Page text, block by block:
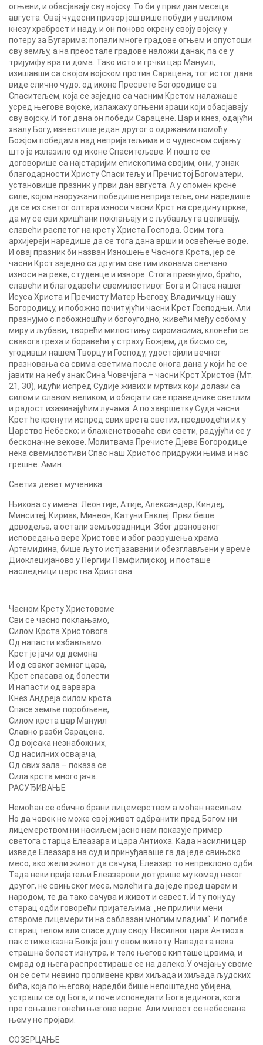
огњени, и обасјавају сву војску. То би у први дан месеца
августа. Овај чудесни призор још више побуди у великом
кнезу храброст и наду, и он поново окрену своју војску у
потеру за Бугарима: попали многе градове огњем и опустоши
сву земљу, а на преостале градове наложи данак, па се у
тријумфу врати дома. Тако исто и грчки цар Мануил,
изишавши са својом војском против Сарацена, тог истог дана
виде слично чудо: од иконе Пресвете Богородице са
Спаситељем, која се заједно са часним Крстом налажаше
усред његове војске, излажаху огњени зраци који обасјавају
сву војску. И тог дана он победи Сарацене. Цар и кнез, одајући
хвалу Богу, известише један другог о одржаним помоћу
Божјом победама над непријатељима и о чудесном сијању
што је излазило од иконе Спаситељеве. И пошто се
договорише са најстаријим епископима својим, они, у знак
благодарности Христу Спаситељу и Пречистој Богоматери,
установише празник у први дан августа. А у спомен крсне
силе, којом наоружани победише непријатеље, они наредише
да се из светог олтара износи часни Крст на средину цркве,
да му се сви хришћани поклањају и с љубављу га целивају,
славећи распетог на крсту Христа Господа. Осим тога
архијереји наредише да се тога дана врши и освећење воде.
И овај празник би назван Изношење Часнога Крста, јер се
часни Крст заједно са другим светим иконама свечано
износи на реке, студенце и изворе. Стога празнујмо, браћо,
славећи и благодарећи свемилостивог Бога и Спаса нашег
Исуса Христа и Пречисту Матер Његову, Владичицу нашу
Богородицу, и побожно почитујући часни Крст Господњи. Али
празнујмо с побожношћу и богоугодно, живећи међу собом у
миру и љубави, творећи милостињу сиромасима, клонећи се
свакога греха и боравећи у страху Божјем, да бисмо се,
угодивши нашем Творцу и Господу, удостојили вечног
празновања са свима светима после онога дана у који ће се
јавити на небу знак Сина Човечјега – часни Крст Христов (Мт.
21, 30), идући испред Судије живих и мртвих који долази са
силом и славом великом, и обасјати све праведнике светлим
и радост изазивајућим лучама. А по завршетку Суда часни
Крст ће кренути испред свих врста светих, предводећи их у
Царство Небеско; и блаженствоваће сви свети, радујући се у
бесконачне векове. Молитвама Пречисте Дјеве Богородице
нека свемилостиви Спас наш Христос придружи њима и нас
грешне. Амин.
Светих девет мученика
Њихова су имена: Леонтије, Атије, Александар, Киндеј,
Минситеј, Кириак, Минеон, Катуни Евклеј. Први беше
дрводеља, а остали земљорадници. Због дрзновеног
исповедања вере Христове и због разрушења храма
Артемидина, бише љуто истјазавани и обезглављени у време
Диоклецијаново у Пергији Памфилијској, и посташе
наследници царства Христова.
Часном Крсту Христовоме
Сви се часно поклањамо,
Силом Крста Христовога
Од напасти избављамо.
Крст је јачи од демона
И од сваког земног цара,
Крст спасава од болести
И напасти од варвара.
Кнез Андреја силом крста
Спасе земље поробљене,
Силом крста цар Мануил
Славно разби Сарацене.
Од војсака незнабожних,
Од насилних освајача,
Од свих зала – показа се
Сила крста много јача.
РАСУЂИВАЊЕ
Немоћан се обично брани лицемерством а моћан насиљем.
Но да човек не може свој живот одбранити пред Богом ни
лицемерством ни насиљем јасно нам показује пример
светога старца Елеазара и цара Антиоха. Када насилни цар
изведе Елеазара на суд и принуђаваше га да једе свињско
месо, ако жели живот да сачува, Елеазар то непреклоно одби.
Тада неки пријатељи Елеазарови дотурише му комад неког
другог, не свињског меса, молећи га да једе пред царем и
народом, те да тако сачува и живот и савест. И ту понуду
старац одби говорећи пријатељима: „не приличи мени
староме лицемерити на саблазан многим младим“. И погибе
старац телом али спасе душу своју. Насилног цара Антиоха
пак стиже казна Божја још у овом животу. Нападе га нека
страшна болест изнутра, и тело његово кипташе црвима, и
смрад од њега распростираше се на далеко.У очајању своме
он се сети невино проливене крви хиљада и хиљада људских
бића, која по његовој наредби бише непоштедно убијена,
устраши се од Бога, и поче исповедати Бога јединога, кога
пре гоњаше гонећи његове верне. Али милост се небескана
њему не пројави.
СОЗЕРЦАЊЕ